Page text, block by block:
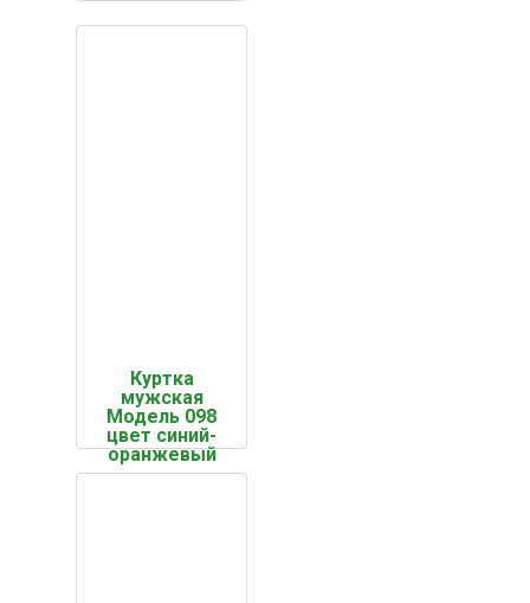
Куртка
мужская
Модель 098
цвет синий-
оранжевый